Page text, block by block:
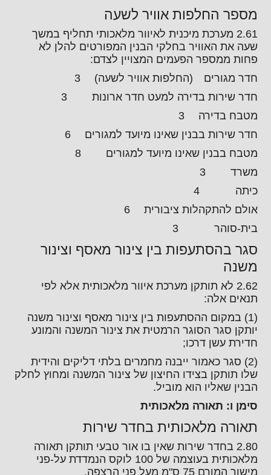
מספר החלפות אוויר לשעה
2.61 מערכת מיכנית לאיוור מלאכותי תחליף במשך
שעה את האוויר בחלקי הבנין המפורטים להלן לא
פחות ממספר הפעמים המצויין לצדם:
חדר מגורים (החלפות אוויר לשעה) 3
חדר שירות בדירה למעט חדר ארונות 3
מטבח בדירה 3
חדר שירות בבנין שאינו מיועד למגורים 6
מטבח בבנין שאינו מיועד למגורים 8
משרד 3
כיתה 4
אולם להתקהלות ציבורית 6
בית-סוהר 3
סגר בהסתעפות בין צינור מאסף וצינור
משנה
2.62 לא תותקן מערכת איוור מלאכותית אלא לפי
תנאים אלה:
(1) במקום ההסתעפות בין צינור מאסף וצינור משנה
יותקן סגר הסוגר הרמטית את צינור המשנה והמונע
חדירת עשן דרכו;
(2) סגר כאמור ייבנה מחמרים בלתי דליקים והידית
שלו תותקן בצידו החיצון של צינור המשנה ומחוץ לחלק
הבנין שאליו הוא מוביל.
סימן ו: תאורה מלאכותית
תאורה מלאכותית בחדר שירות
2.80 בחדר שירות שאין בו אור טבעי תותקן תאורה
מלאכותית בעוצמה של 100 לוקס הנמדדת על-פני
מישור המורם 75 ס"מ מעל פני הרצפה.